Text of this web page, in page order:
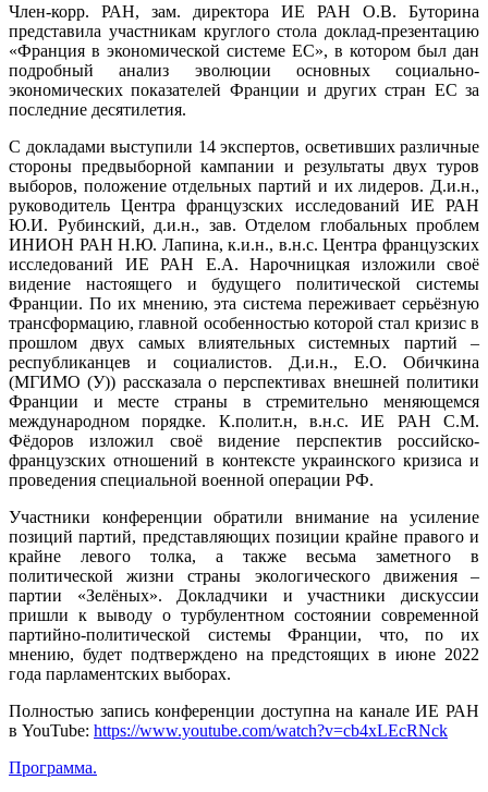
Член-корр. РАН, зам. директора ИЕ РАН О.В. Буторина
представила участникам круглого стола доклад-презентацию
«Франция в экономической системе ЕС», в котором был дан
подробный анализ эволюции основных социально-
экономических показателей Франции и других стран ЕС за
последние десятилетия.
С докладами выступили 14 экспертов, осветивших различные
стороны предвыборной кампании и результаты двух туров
выборов, положение отдельных партий и их лидеров. Д.и.н.,
руководитель Центра французских исследований ИЕ РАН
Ю.И. Рубинский, д.и.н., зав. Отделом глобальных проблем
ИНИОН РАН Н.Ю. Лапина, к.и.н., в.н.с. Центра французских
исследований ИЕ РАН Е.А. Нарочницкая изложили своё
видение настоящего и будущего политической системы
Франции. По их мнению, эта система переживает серьёзную
трансформацию, главной особенностью которой стал кризис в
прошлом двух самых влиятельных системных партий –
республиканцев и социалистов. Д.и.н., Е.О. Обичкина
(МГИМО (У)) рассказала о перспективах внешней политики
Франции и месте страны в стремительно меняющемся
международном порядке. К.полит.н, в.н.с. ИЕ РАН С.М.
Фёдоров изложил своё видение перспектив российско-
французских отношений в контексте украинского кризиса и
проведения специальной военной операции РФ.
Участники конференции обратили внимание на усиление
позиций партий, представляющих позиции крайне правого и
крайне левого толка, а также весьма заметного в
политической жизни страны экологического движения –
партии «Зелёных». Докладчики и участники дискуссии
пришли к выводу о турбулентном состоянии современной
партийно-политической системы Франции, что, по их
мнению, будет подтверждено на предстоящих в июне 2022
года парламентских выборах.
Полностью запись конференции доступна на канале ИЕ РАН
в YouTube: https://www.youtube.com/watch?v=cb4xLEcRNck
Программа.